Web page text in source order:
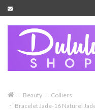
Beauty
Colliers
Bracelet Jade-16 Naturel